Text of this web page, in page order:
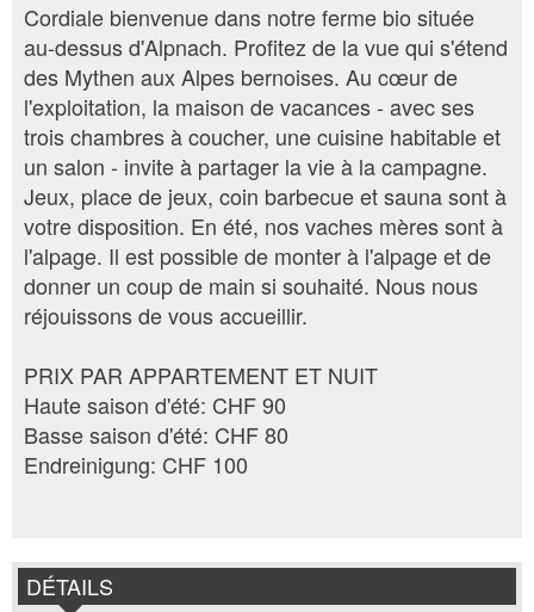
Cordiale bienvenue dans notre ferme bio située
au-dessus d'Alpnach. Profitez de la vue qui s'étend
des Mythen aux Alpes bernoises. Au cœur de
l'exploitation, la maison de vacances - avec ses
trois chambres à coucher, une cuisine habitable et
un salon - invite à partager la vie à la campagne.
Jeux, place de jeux, coin barbecue et sauna sont à
votre disposition. En été, nos vaches mères sont à
l'alpage. Il est possible de monter à l'alpage et de
donner un coup de main si souhaité. Nous nous
réjouissons de vous accueillir.
PRIX PAR APPARTEMENT ET NUIT
Haute saison d'été: CHF 90
Basse saison d'été: CHF 80
Endreinigung: CHF 100
DÉTAILS